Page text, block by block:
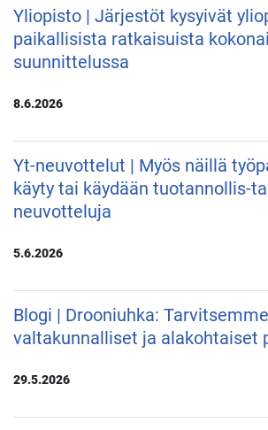
Yliopisto | Järjestöt kysyivät
paikallisista ratkaisuista
suunnittelussa
8.6.2026
Yt-neuvottelut | Myös näillä
käyty tai käydään tuotannollis-
neuvotteluja
5.6.2026
Blogi | Drooniuhka: Tarvitsemme
valtakunnalliset ja alakohtaiset
29.5.2026